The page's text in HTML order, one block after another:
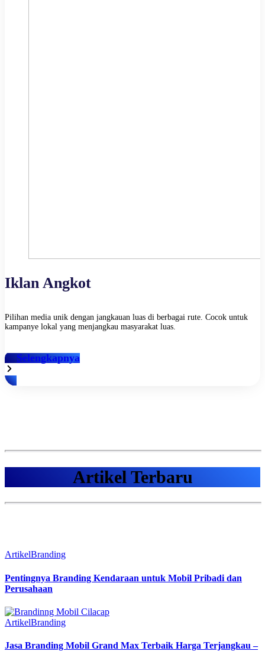
Iklan Angkot
Pilihan media unik dengan jangkauan luas di berbagai rute. Cocok untuk
kampanye lokal yang menjangkau masyarakat luas.
Selengkapnya
Artikel Terbaru
ArtikelBranding
Pentingnya Branding Kendaraan untuk Mobil Pribadi dan
Perusahaan
ArtikelBranding
Jasa Branding Mobil Grand Max Terbaik Harga Terjangkau –